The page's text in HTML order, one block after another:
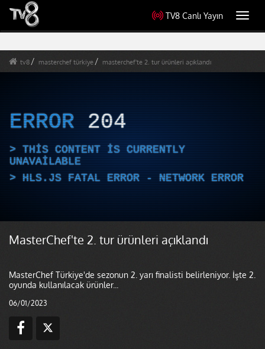
TV8 Canlı Yayın
tv8 masterchef türkiye masterchef'te 2. tur ürünleri açıklandı
ERROR 204
THIS CONTENT IS CURRENTLY
UNAVAILABLE
HLS.JS FATAL ERROR - NETWORK ERROR
MasterChef'te 2. tur ürünleri açıklandı
MasterChef Türkiye'de sezonun 2. yarı finalisti belirleniyor. İşte 2.
oyunda kullanılacak ürünler...
06/01/2023